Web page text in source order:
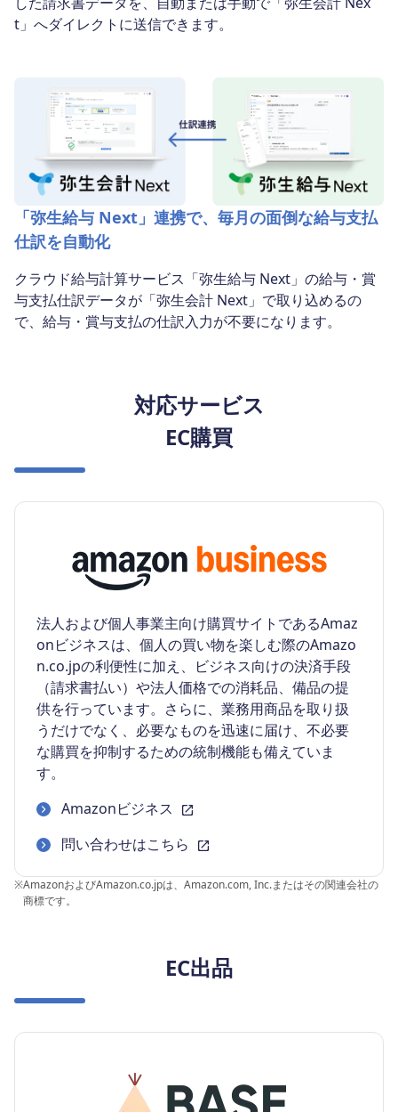
t」へダイレクトに送信できます。
「弥生給与 Next」連携で、毎月の面倒な給与支払
仕訳を自動化
クラウド給与計算サービス「弥生給与 Next」の給与・賞
与支払仕訳データが「弥生会計 Next」で取り込めるの
で、給与・賞与支払の仕訳入力が不要になります。
対応サービス
EC購買
法人および個人事業主向け購買サイトであるAmaz
onビジネスは、個人の買い物を楽しむ際のAmazo
n.co.jpの利便性に加え、ビジネス向けの決済手段
（請求書払い）や法人価格での消耗品、備品の提
供を行っています。さらに、業務用商品を取り扱
うだけでなく、必要なものを迅速に届け、不必要
な購買を抑制するための統制機能も備えていま
す。
Amazonビジネス
問い合わせはこちら
※AmazonおよびAmazon.co.jpは、Amazon.com, Inc.またはその関連会社の
商標です。
EC出品